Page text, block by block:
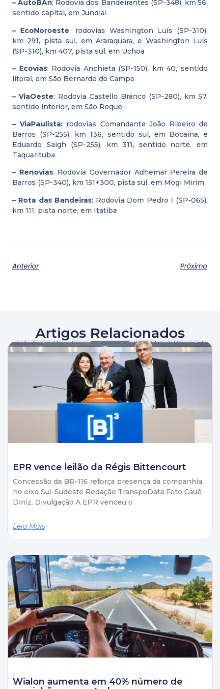
– AutoBAn: Rodovia dos Bandeirantes (SP-348), km 56,
sentido capital, em Jundiaí
– EcoNoroeste: rodovias Washington Luís (SP-310),
km 291, pista sul, em Araraquara, e Washington Luís
(SP-310), km 407, pista sul, em Uchoa
– Ecovias: Rodovia Anchieta (SP-150), km 40, sentido
litoral, em São Bernardo do Campo
– ViaOeste: Rodovia Castello Branco (SP-280), km 57,
sentido interior, em São Roque
– ViaPaulista:rodovias Comandante João Ribeiro de
Barros (SP-255), km 136, sentido sul, em Bocaina, e
Eduardo Saigh (SP-255), km 311, sentido norte, em
Taquarituba
– Renovias: Rodovia Governador Adhemar Pereira de
Barros (SP-340), km 151+300, pista sul, em Mogi Mirim
– Rota das Bandeiras: Rodovia Dom Pedro I (SP-065),
km 111, pista norte, em Itatiba
Anterior Próximo
Artigos Relacionados
EPR vence leilão da Régis Bittencourt
Concessão da BR-116 reforça presença da companhia
no eixo Sul-Sudeste Redação TranspoData Foto Cauê
Diniz, Divulgação A EPR venceu o
Leia Mais
Wialon aumenta em 40% número de